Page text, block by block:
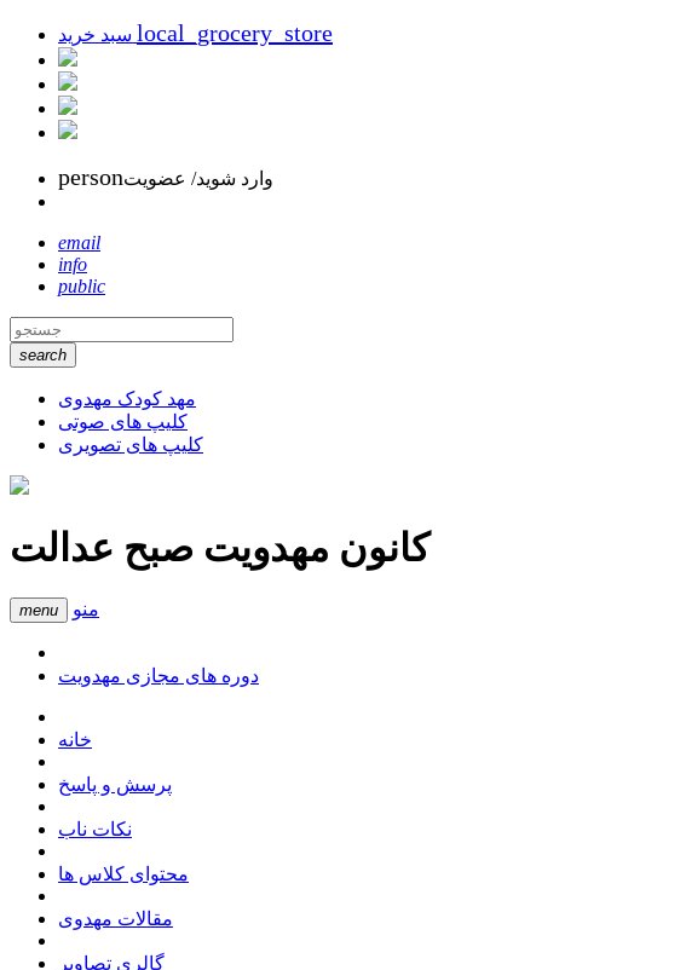
local_grocery_store
personوارد شوید/ عضویت
email
info
public
search
مهد کودک مهدوی
کلیپ های صوتی
کلیپ های تصویری
کانون مهدویت صبح عدالت
menu منو
دوره های مجازی مهدویت
خانه
پرسش و پاسخ
نکات ناب
محتوای کلاس ها
مقالات مهدوی
گالری تصاویر